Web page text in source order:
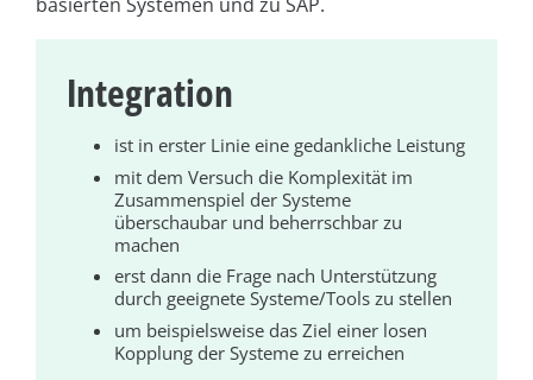
Integration
ist in erster Linie eine gedankliche Leistung
mit dem Versuch die Komplexität im
Zusammenspiel der Systeme
überschaubar und beherrschbar zu
machen
erst dann die Frage nach Unterstützung
durch geeignete Systeme/Tools zu stellen
um beispielsweise das Ziel einer losen
Kopplung der Systeme zu erreichen